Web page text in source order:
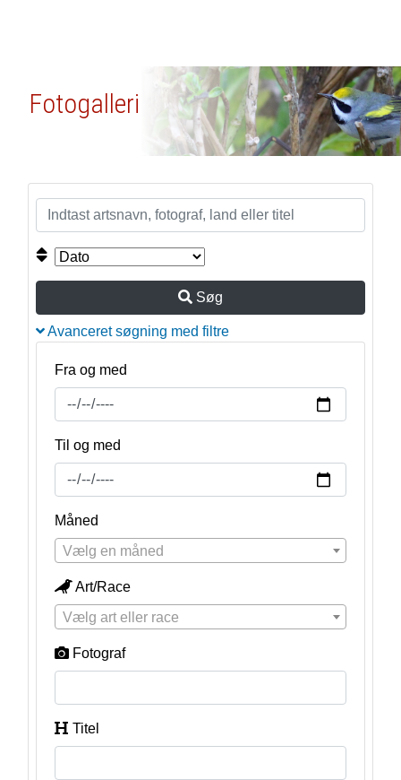
Fotogalleri
Søg
Avanceret søgning med filtre
Fra og med
Til og med
Måned
Vælg en måned
Art/Race
Vælg art eller race
Fotograf
Titel